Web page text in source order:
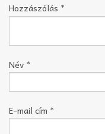
Hozzászólás *
Név *
E-mail cím *